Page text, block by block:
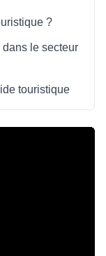
?
le secteur
touristique